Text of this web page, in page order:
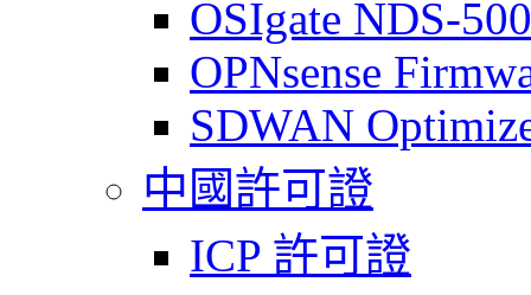
OSIgate NDS-
OPNsense
SDWAN
中國許可證
ICP 許可證